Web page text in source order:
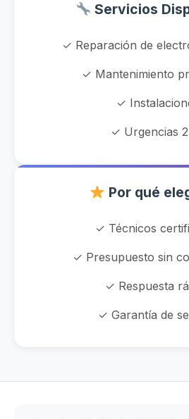
Servicios
✓ Reparación de
✓ Mantenimiento
✓
✓ Urgencias
Por qué
✓ Técnicos
✓ Presupuesto sin
✓ Respuesta
✓ Garantía de